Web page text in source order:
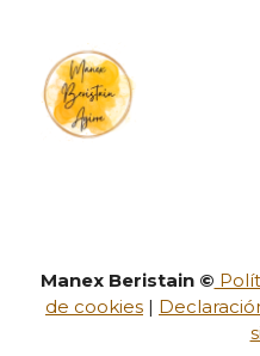
Manex Beristain ©
de cookies |